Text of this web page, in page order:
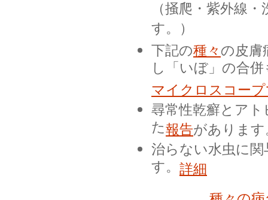
（掻爬・紫外線
す。）
下記の種々 の皮膚
し「いぼ」の合
マイクロスコー
尋常性乾癬とア
た報告があります
治らない水虫に
す。 詳細